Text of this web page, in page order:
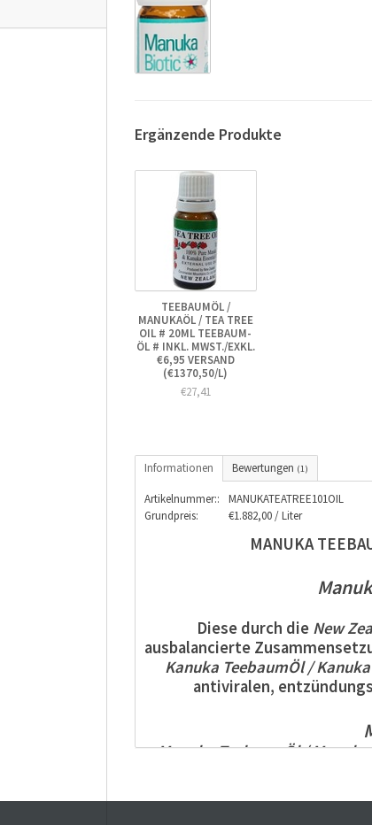
Ergänzende Produkte
TEEBAUMÖL /
MANUKAÖL / TEA TREE
OIL # 20ML TEEBAUM-
ÖL # INKL. MWST./EXKL.
€6,95 VERSAND
(€1370,50/L)
€27,41
Informationen Bewertungen (1)
Artikelnummer::
MANUKATEATREE101OIL
Grundpreis:
€1.882,00 / Liter
MANUKA
Diese durch die New
ausbalancierte
Kanuka TeebaumÖl /
antiviralen,
ManukaTeebaumÖl /